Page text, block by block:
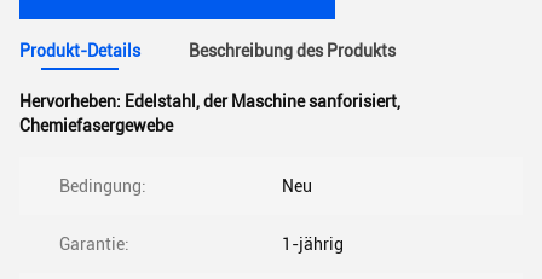
Produkt-Details Beschreibung des Produkts
Hervorheben: Edelstahl ,der Maschine sanforisiert,
Chemiefasergewebe
Bedingung: Neu
Garantie: 1-jährig